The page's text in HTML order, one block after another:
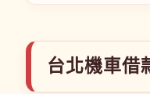
台北機車借